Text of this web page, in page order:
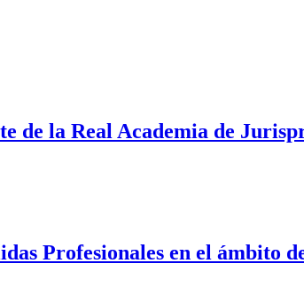
de la Real Academia de
Profesionales en el ámbito